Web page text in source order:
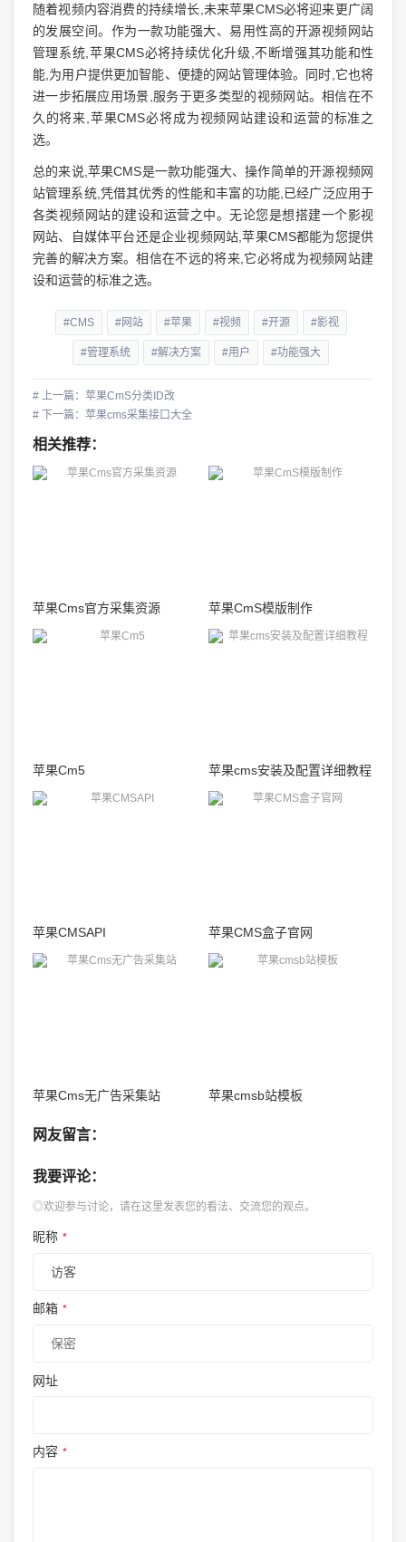
随着视频内容消费的持续增长,未来苹果CMS必将迎来更广阔
的发展空间。作为一款功能强大、易用性高的开源视频网站
管理系统,苹果CMS必将持续优化升级,不断增强其功能和性
能,为用户提供更加智能、便捷的网站管理体验。同时,它也将
进一步拓展应用场景,服务于更多类型的视频网站。相信在不
久的将来,苹果CMS必将成为视频网站建设和运营的标准之
选。
总的来说,苹果CMS是一款功能强大、操作简单的开源视频网
站管理系统,凭借其优秀的性能和丰富的功能,已经广泛应用于
各类视频网站的建设和运营之中。无论您是想搭建一个影视
网站、自媒体平台还是企业视频网站,苹果CMS都能为您提供
完善的解决方案。相信在不远的将来,它必将成为视频网站建
设和运营的标准之选。
#CMS #网站 #苹果 #视频 #开源 #影视
#管理系统 #解决方案 #用户 #功能强大
# 上一篇：苹果CmS分类ID改
# 下一篇：苹果cms采集接口大全
相关推荐：
苹果Cms官方采集资源 苹果CmS模版制作
苹果Cm5 苹果cms安装及配置详细教程
苹果CMSAPI 苹果CMS盒子官网
苹果Cms无广告采集站 苹果cmsb站模板
网友留言：
我要评论：
◎欢迎参与讨论，请在这里发表您的看法、交流您的观点。
昵称 *
邮箱 *
网址
内容 *